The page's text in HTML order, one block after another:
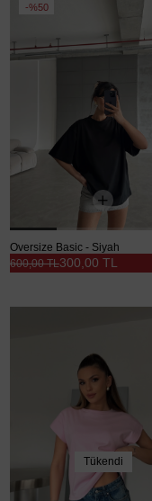
%50
Oversize Basic - Siyah
300,00 TL
600,00 TL
Tükendi